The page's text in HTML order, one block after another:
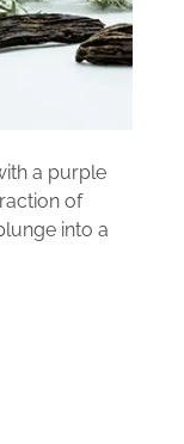
a purple
of
into a